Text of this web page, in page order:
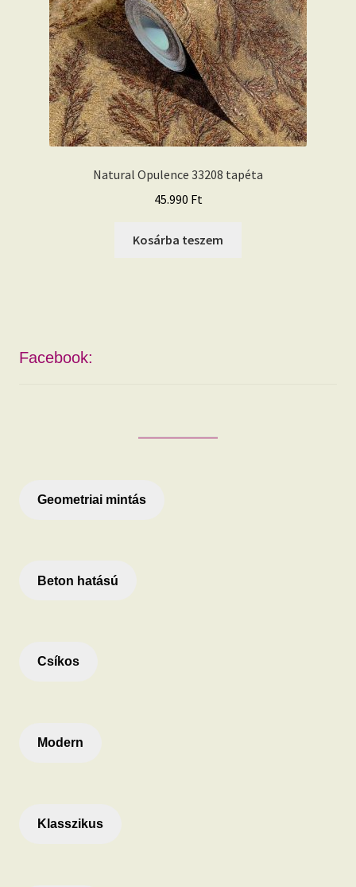
Natural Opulence 33208 tapéta
45.990 Ft
Kosárba teszem
Facebook:
Geometriai mintás
Beton hatású
Csíkos
Modern
Klasszikus